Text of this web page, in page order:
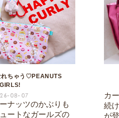
れちゃう♡PEANUTS
GIRLS!
08-07
ナッツのかぶりも
ートなガールズの
カ
続
が